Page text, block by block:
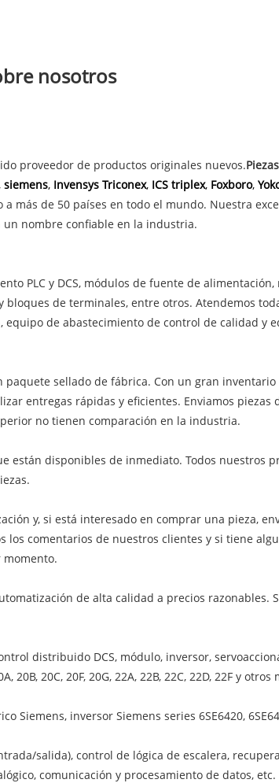
nosotros
proveedor de productos originales nuevos.
siemens, Invensys Triconex, ICS triplex, Foxboro,
más de 50 países en todo el mundo. Nuestra
nombre confiable en la industria.
PLC y DCS, módulos de fuente de
de terminales, entre otros. Atendemos
de abastecimiento de control de calidad y
sellado de fábrica. Con un gran inventario
entregas rápidas y eficientes. Enviamos
no tienen comparación en la industria.
disponibles de inmediato. Todos nuestros
y, si está interesado en comprar una pieza,
comentarios de nuestros clientes y si tiene
de alta calidad a precios razonables.
distribuido DCS, módulo, inversor,
20C, 20F, 20G, 22A, 22B, 22C, 22D, 22F y
Siemens, inversor Siemens series 6SE6420,
salida), control de lógica de escalera,
comunicación y procesamiento de datos, etc.